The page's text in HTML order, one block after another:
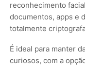
reconhecimento
documentos, apps e
totalmente
É ideal para manter
curiosos, com a